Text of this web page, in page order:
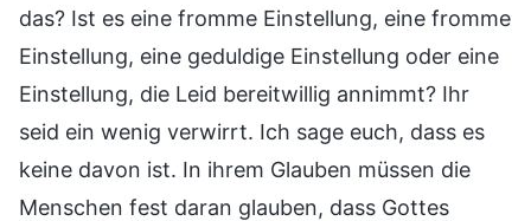
das? Ist es eine fromme Einstellung, eine fromme
Einstellung, eine geduldige Einstellung oder eine
Einstellung, die Leid bereitwillig annimmt? Ihr
seid ein wenig verwirrt. Ich sage euch, dass es
keine davon ist. In ihrem Glauben müssen die
Menschen fest daran glauben, dass Gottes